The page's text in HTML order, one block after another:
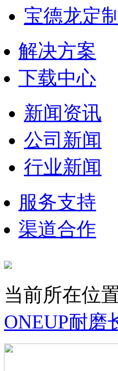
宝德龙定
解决方案
下载中心
新闻资讯
公司新闻
行业新闻
服务支持
渠道合作
当前所在位置
ONEUP耐磨